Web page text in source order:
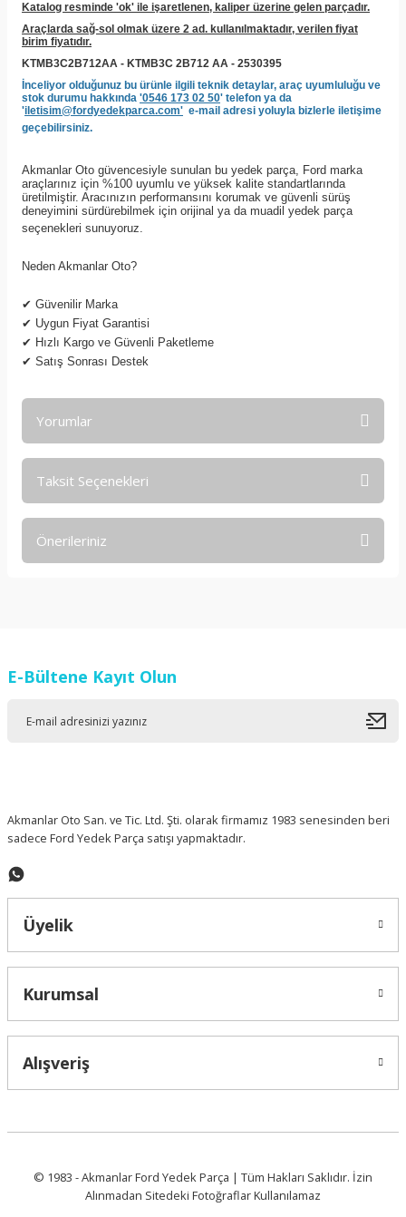
Katalog resminde 'ok' ile işaretlenen, kaliper üzerine gelen parçadır.
Araçlarda sağ-sol olmak üzere 2 ad. kullanılmaktadır, verilen fiyat
birim fiyatıdır.
KTMB3C2B712AA - KTMB3C 2B712 AA - 2530395
İnceliyor olduğunuz bu ürünle ilgili teknik detaylar, araç uyumluluğu ve
stok durumu hakkında '0546 173 02 50' telefon ya da
'iletisim@fordyedekparca.com' e-mail adresi yoluyla bizlerle iletişime
geçebilirsiniz.
Akmanlar Oto güvencesiyle sunulan bu yedek parça, Ford marka
araçlarınız için %100 uyumlu ve yüksek kalite standartlarında
üretilmiştir. Aracınızın performansını korumak ve güvenli sürüş
deneyimini sürdürebilmek için orijinal ya da muadil yedek parça
seçenekleri sunuyoruz.
Neden Akmanlar Oto?
✔ Güvenilir Marka
✔ Uygun Fiyat Garantisi
✔ Hızlı Kargo ve Güvenli Paketleme
✔ Satış Sonrası Destek
Yorumlar
Taksit Seçenekleri
Önerileriniz
Ürün resmi kalitesiz, bozuk veya görüntülenemiyor.
E-Bültene Kayıt Olun
Akmanlar Oto San. ve Tic. Ltd. Şti. olarak firmamız 1983 senesinden beri
sadece Ford Yedek Parça satışı yapmaktadır.
Üyelik
Kurumsal
Alışveriş
© 1983 - Akmanlar Ford Yedek Parça | Tüm Hakları Saklıdır. İzin
Alınmadan Sitedeki Fotoğraflar Kullanılamaz